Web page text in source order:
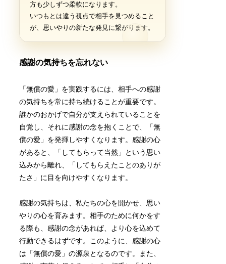
方も少しずつ柔軟になります。
いつもとは違う視点で相手を見つめること
が、思いやりの新たな発見に繋がります。
感謝の気持ちを忘れない
「無償の愛」を実践するには、相手への感謝
の気持ちを常に持ち続けることが重要です。
誰かのおかげで自分が支えられていることを
自覚し、それに感謝の念を抱くことで、「無
償の愛」を発揮しやすくなります。感謝の心
があると、「してもらって当然」という思い
込みから離れ、「してもらえたことのありが
たさ」に目を向けやすくなります。
感謝の気持ちは、私たちの心を開かせ、思い
やりの心を育みます。相手のために何かをす
る際も、感謝の念があれば、より心を込めて
行動できるはずです。このように、感謝の心
は「無償の愛」の源泉となるのです。また、